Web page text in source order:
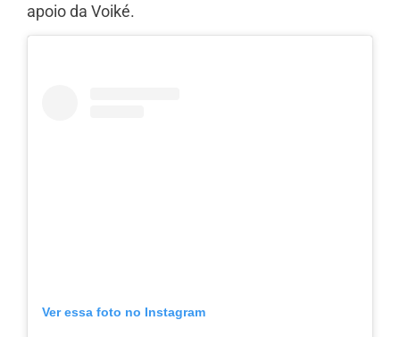
apoio da Voiké.
Ver essa foto no Instagram